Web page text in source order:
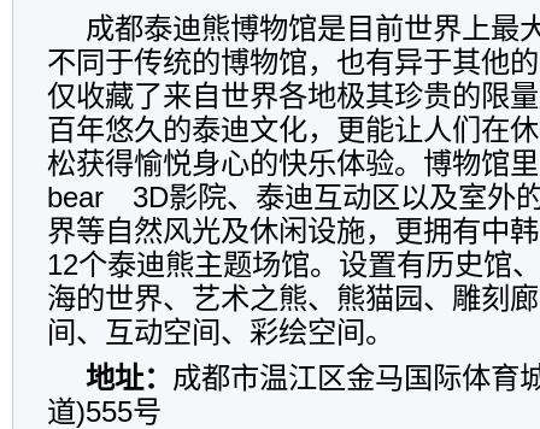
成都泰迪熊博物馆是目前世界上最
不同于传统的博物馆，也有异于其他
仅收藏了来自世界各地极其珍贵的限
百年悠久的泰迪文化，更能让人们在
松获得愉悦身心的快乐体验。博物馆
bear 3D影院、泰迪互动区以及室外
界等自然风光及休闲设施，更拥有中
12个泰迪熊主题场馆。设置有历史馆
海的世界、艺术之熊、熊猫园、雕刻
间、互动空间、彩绘空间。
地址： 成都市温江区金马国际体育
道)555号